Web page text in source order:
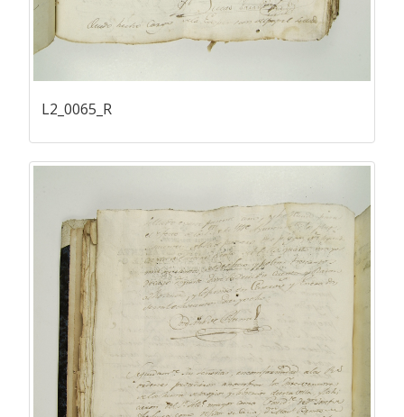
L2_0065_R